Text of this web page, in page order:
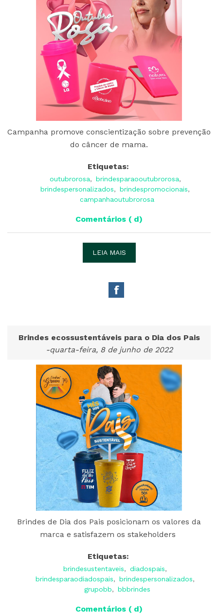
Campanha promove conscientização sobre prevenção
do câncer de mama.
Etiquetas:
outubrorosa, brindesparaooutubrorosa,
brindespersonalizados, brindespromocionais,
campanhaoutubrorosa
Comentários ( d)
LEIA MAIS
Brindes ecossustentáveis para o Dia dos Pais
-quarta-feira, 8 de junho de 2022
Brindes de Dia dos Pais posicionam os valores da
marca e satisfazem os stakeholders
Etiquetas:
brindesustentaveis, diadospais,
brindesparaodiadospais, brindespersonalizados,
grupobb, bbbrindes
Comentários ( d)